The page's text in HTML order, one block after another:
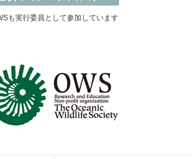
も実行委員として参加しています